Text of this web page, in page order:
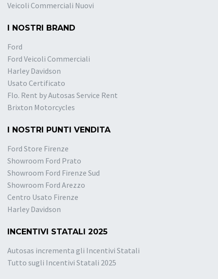
Veicoli Commerciali Nuovi
I NOSTRI BRAND
Ford
Ford Veicoli Commerciali
Harley Davidson
Usato Certificato
Flo. Rent by Autosas Service Rent
Brixton Motorcycles
I NOSTRI PUNTI VENDITA
Ford Store Firenze
Showroom Ford Prato
Showroom Ford Firenze Sud
Showroom Ford Arezzo
Centro Usato Firenze
Harley Davidson
INCENTIVI STATALI 2025
Autosas incrementa gli Incentivi Statali
Tutto sugli Incentivi Statali 2025